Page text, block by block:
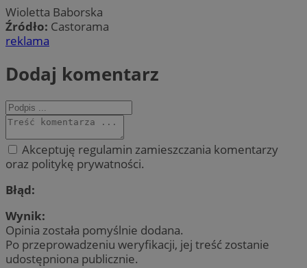
Wioletta Baborska
Źródło: Castorama
reklama
Dodaj komentarz
Akceptuję regulamin zamieszczania komentarzy
oraz politykę prywatności.
Błąd:
Wynik:
Opinia została pomyślnie dodana.
Po przeprowadzeniu weryfikacji, jej treść zostanie
udostępniona publicznie.